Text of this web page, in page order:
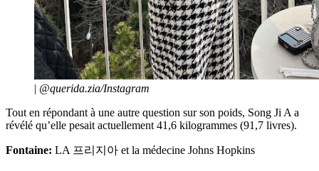
| @querida.zia/Instagram
Tout en répondant à une autre question sur son poids, Song Ji A a
révélé qu’elle pesait actuellement 41,6 kilogrammes (91,7 livres).
Fontaine: LA 프리지아 et la médecine Johns Hopkins